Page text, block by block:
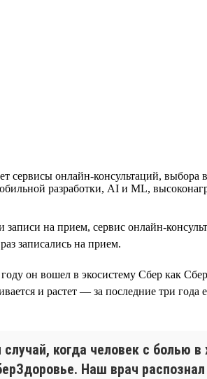
онлайн-консультаций, выбора
разработки, AI и ML,
записи на прием, сервис онлайн-
записались на прием.
он вошел в экосистему Сбер как
и растет — за последние три года
когда человек с болью
Наш врач